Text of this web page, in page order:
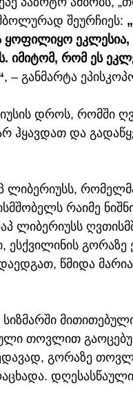
შეურჩიეს:
ყოფილიყო ეკლესია,
რომ ეს
, – განმარტა
დროს, რომში
ჰყავდათ და
ლიბერიუსს,
რაიმე
ლიბერიუსს
ესქვილინის გორაზე
წმიდა
სიზმარში
თოვლით
გორაზე